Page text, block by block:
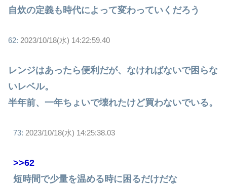
自炊の定義も時代によって変わっていくだろう
62: 2023/10/18(水) 14:22:59.40
レンジはあったら便利だが、なければないで困らな
いレベル。
半年前、一年ちょいで壊れたけど買わないでいる。
73: 2023/10/18(水) 14:25:38.03
>>62
短時間で少量を温める時に困るだけだな